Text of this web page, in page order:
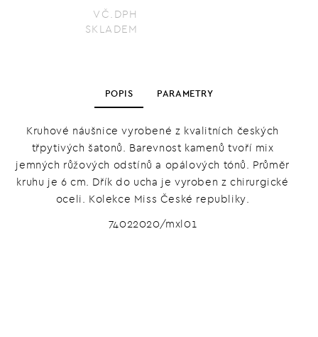
VČ.DPH
SKLADEM
POPIS PARAMETRY
Kruhové náušnice vyrobené z kvalitních českých
třpytivých šatonů. Barevnost kamenů tvoří mix
jemných růžových odstínů a opálových tónů. Průměr
kruhu je 6 cm. Dřík do ucha je vyroben z chirurgické
oceli. Kolekce Miss České republiky.
74022020/mxl01